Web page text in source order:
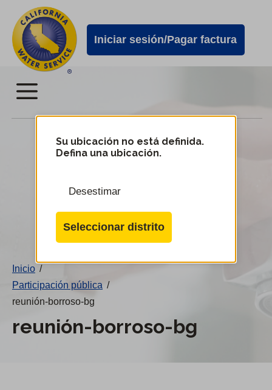
directamente
contenido
principal
Alertas
de
Cal
Water
Iniciar sesión/Pagar factura
Menú
Menú
servicio
Water
2024 Plan de mejora de la
infraestructura
Su ubicación no está definida.
Defina una ubicación.
Desestimar
Seleccionar distrito
Inicio /
Participación pública /
reunión-borroso-bg
reunión-borroso-bg